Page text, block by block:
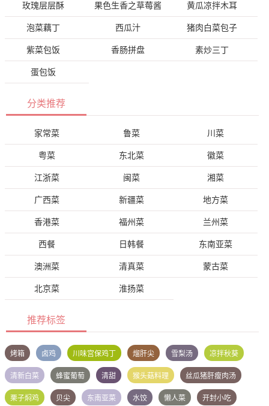
玫瑰层层酥 果色生香之草莓酱 黄瓜凉拌木耳
泡菜藕丁 西瓜汁 猪肉白菜包子
紫菜包饭 香肠拼盘 素炒三丁
蛋包饭
分类推荐
家常菜 鲁菜 川菜
粤菜 东北菜 徽菜
江浙菜 闽菜 湘菜
广西菜 新疆菜 地方菜
香港菜 福州菜 兰州菜
西餐 日韩餐 东南亚菜
澳洲菜 清真菜 蒙古菜
北京菜 淮扬菜
推荐标签
烤箱 卤鸡 川味宫保鸡丁 熘肝尖 雪梨汤 凉拌秋葵
清新白菜 蜂蜜葡萄 清甜 猴头菇料理 丝瓜猪肝瘦肉汤
栗子焖鸡 贝尖 东南亚菜 水饺 懒人菜 开封小吃